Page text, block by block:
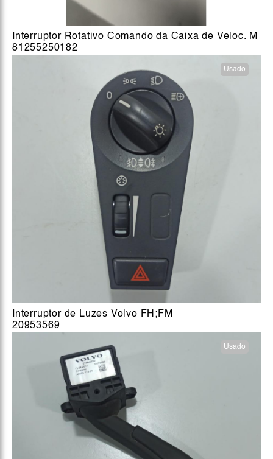
Interruptor Rotativo Comando da Caixa de Veloc. M
81255250182
Usado
Interruptor de Luzes Volvo FH;FM
20953569
Usado